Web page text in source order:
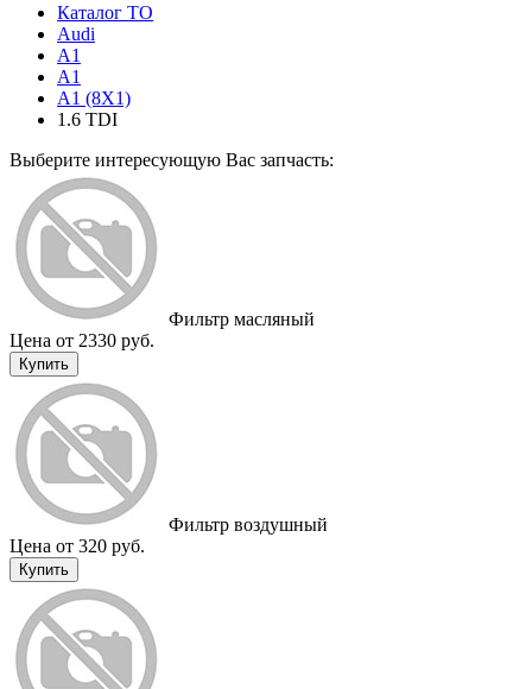
Каталог ТО
Audi
A1
A1
A1 (8X1)
1.6 TDI
Выберите интересующую Вас запчасть:
Фильтр масляный
Цена от 2330 руб.
Купить
Фильтр воздушный
Цена от 320 руб.
Купить